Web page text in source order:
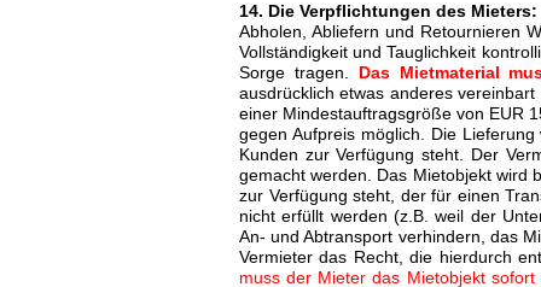
14. Die Verpflichtungen des
Abholen, Abliefern und Retournieren
Vollständigkeit und Tauglichkeit
Sorge tragen. Das Mietmaterial
ausdrücklich etwas anderes
einer Mindestauftragsgröße von EUR
gegen Aufpreis möglich. Die
Kunden zur Verfügung steht. Der
gemacht werden. Das Mietobjekt wird
zur Verfügung steht, der für einen
nicht erfüllt werden (z.B. weil der
An- und Abtransport verhindern, das
Vermieter das Recht, die hierdurch
muss der Mieter das Mietobjekt